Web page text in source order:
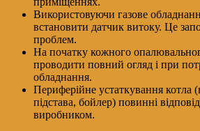
Використовуючи газове
встановити датчик витоку. Це
проблем.
На початку кожного
проводити повний огляд і при
обладнання.
Периферійне устаткування котла
підстава, бойлер) повинні
виробником.